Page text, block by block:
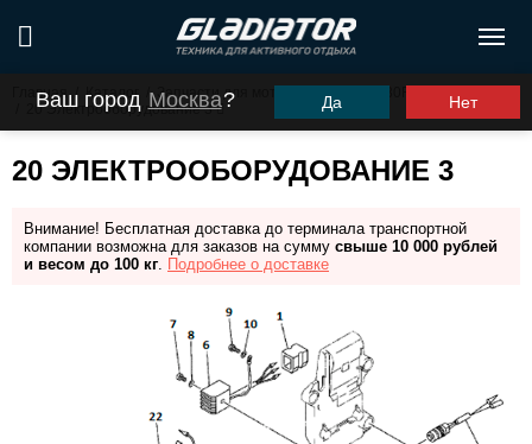
Ваш город Москва? Да Нет
Главная / Каталог Запчасти для моторов ПЛМ
G30FHS (G30FES)
20 Электрооборудование 3
20 ЭЛЕКТРООБОРУДОВАНИЕ 3
Внимание! Бесплатная доставка до терминала транспортной
компании возможна для заказов на сумму свыше 10 000 рублей
и весом до 100 кг. Подробнее о доставке